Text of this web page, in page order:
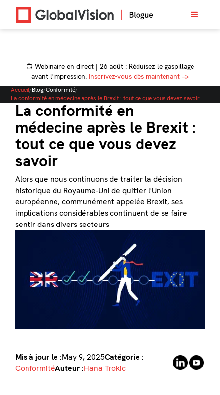
📺 Webinaire en direct | 26 août : Réduisez le gaspillage
avant l'impression. Inscrivez-vous dès maintenant →
Accueil/Blog/Conformité/
La conformité en médecine après le Brexit : tout ce que vous devez savoir
La conformité en
médecine après le Brexit :
tout ce que vous devez
savoir
Alors que nous continuons de traiter la décision
historique du Royaume-Uni de quitter l'Union
européenne, communément appelée Brexit, ses
implications considérables continuent de se faire
sentir dans divers secteurs.
Mis à jour le :May 9, 2025Catégorie :
ConformitéAuteur :Hana Trokic